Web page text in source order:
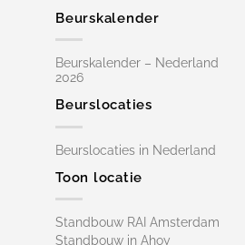
Beurskalender
Beurskalender – Nederland
2026
Beurslocaties
Beurslocaties in Nederland
Toon locatie
Standbouw RAI Amsterdam
Standbouw in Ahoy